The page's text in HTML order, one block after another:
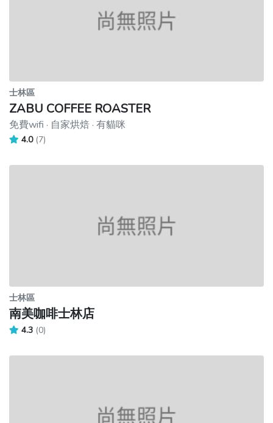
士林區
ZABU COFFEE ROASTER
免費wifi · 自家烘焙 · 有貓咪
4.0 (7)
士林區
南美咖啡士林店
4.3 (0)